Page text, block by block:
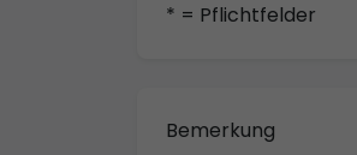
* = Pflichtfelder
Bemerkung